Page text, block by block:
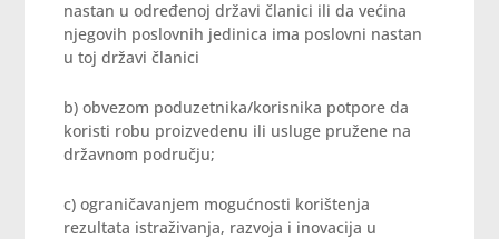
nastan u određenoj državi članici ili da većina
njegovih poslovnih jedinica ima poslovni nastan
u toj državi članici
b) obvezom poduzetnika/korisnika potpore da
koristi robu proizvedenu ili usluge pružene na
državnom području;
c) ograničavanjem mogućnosti korištenja
rezultata istraživanja, razvoja i inovacija u